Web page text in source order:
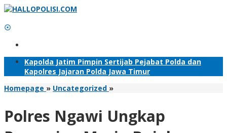
Lewati
konten
Kapolda Jatim Pimpin Sertijab Pejabat Polda dan
Kapolres Jajaran Polda Jawa Timur
Homepage » Uncategorized »Polres
Pencurian
Mesin
Polres Ngawi Ungkap